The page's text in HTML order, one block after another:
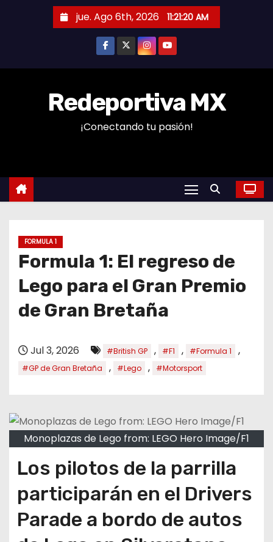
n
jue. Ago 6th, 2026 11:21:21 AM
Redeportiva MX
¡Conectando tu pasión!
FORMULA 1
Formula 1: El regreso de
Lego para el Gran Premio
de Gran Bretaña
Jul 3, 2026 #British GP , #F1 , #Formula 1 ,
#GP de Gran Bretaña , #Lego , #Motorsport
Monoplazas de Lego from: LEGO Hero Image/F1
Los pilotos de la parrilla
participarán en el Drivers
Parade a bordo de autos